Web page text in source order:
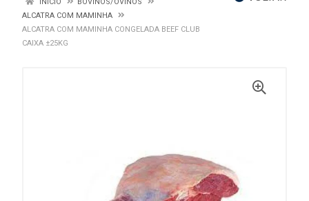
ALCATRA COM MAMINHA
ALCATRA COM MAMINHA CONGELADA BEEF CLUB
CAIXA ±25KG